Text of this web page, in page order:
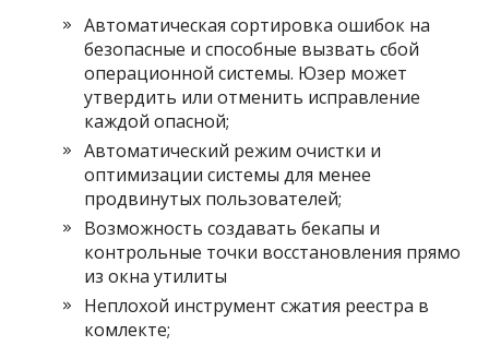
Автоматическая сортировка ошибок на
безопасные и способные вызвать сбой
операционной системы. Юзер может
утвердить или отменить исправление
каждой опасной;
Автоматический режим очистки и
оптимизации системы для менее
продвинутых пользователей;
Возможность создавать бекапы и
контрольные точки восстановления прямо
из окна утилиты
Неплохой инструмент сжатия реестра в
комлекте;